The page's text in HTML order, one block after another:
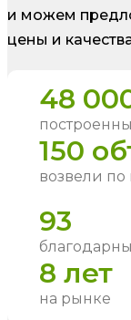
и можем
цены и
48
150
возвели
93
8 лет
на рынке